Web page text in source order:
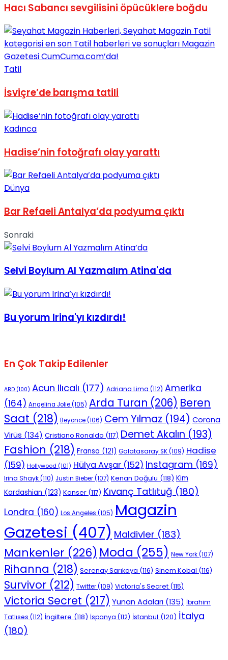
Hacı Sabancı sevgilisini öpücüklere boğdu
Tatil
İsviçre’de barışma tatili
Kadınca
Hadise’nin fotoğrafı olay yarattı
Dünya
Bar Refaeli Antalya’da podyuma çıktı
Sonraki
Selvi Boylum Al Yazmalım Atina'da
Bu yorum Irina'yı kızdırdı!
En Çok Takip Edilenler
ABD (100) Acun Ilıcalı (177) Adriana Lima (112) Amerika
(164) Angelina Jolie(105) Arda Turan (206) Beren
Saat (218) Beyonce(106) Cem Yılmaz (194) Corona
Virüs (134) Cristiano Ronaldo (117) Demet Akalın (193)
Fashion (218) Fransa (121) Galatasaray SK(109) Hadise
(159) Hollywood (101) Hülya Avşar (152) Instagram (169)
Irina Shayk(110) Justin Bieber(107) Kenan Doğulu (118) Kim
Kardashian (123) Konser (117) Kıvanç Tatlıtuğ (180)
Londra (160) Los Angeles (105) Magazin
Gazetesi (407) Maldivler (183)
Mankenler (226) Moda (255) New York(107)
Rihanna (218) Serenay Sarıkaya (116) Sinem Kobal (116)
Survivor (212) Twitter(109) Victoria's Secret (115)
Victoria Secret (217) Yunan Adaları (135) İbrahim
Tatlıses (112) İngiltere (118) İspanya (112) İstanbul (120) İtalya
(180)